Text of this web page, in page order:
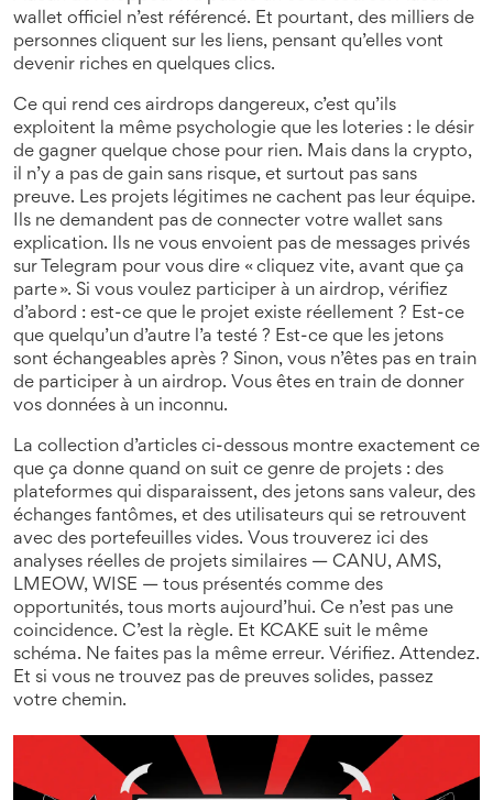
wallet officiel n’est référencé. Et pourtant, des milliers de
personnes cliquent sur les liens, pensant qu’elles vont
devenir riches en quelques clics.
Ce qui rend ces airdrops dangereux, c’est qu’ils
exploitent la même psychologie que les loteries : le désir
de gagner quelque chose pour rien. Mais dans la crypto,
il n’y a pas de gain sans risque, et surtout pas sans
preuve. Les projets légitimes ne cachent pas leur équipe.
Ils ne demandent pas de connecter votre wallet sans
explication. Ils ne vous envoient pas de messages privés
sur Telegram pour vous dire « cliquez vite, avant que ça
parte ». Si vous voulez participer à un airdrop, vérifiez
d’abord : est-ce que le projet existe réellement ? Est-ce
que quelqu’un d’autre l’a testé ? Est-ce que les jetons
sont échangeables après ? Sinon, vous n’êtes pas en train
de participer à un airdrop. Vous êtes en train de donner
vos données à un inconnu.
La collection d’articles ci-dessous montre exactement ce
que ça donne quand on suit ce genre de projets : des
plateformes qui disparaissent, des jetons sans valeur, des
échanges fantômes, et des utilisateurs qui se retrouvent
avec des portefeuilles vides. Vous trouverez ici des
analyses réelles de projets similaires — CANU, AMS,
LMEOW, WISE — tous présentés comme des
opportunités, tous morts aujourd’hui. Ce n’est pas une
coincidence. C’est la règle. Et KCAKE suit le même
schéma. Ne faites pas la même erreur. Vérifiez. Attendez.
Et si vous ne trouvez pas de preuves solides, passez
votre chemin.